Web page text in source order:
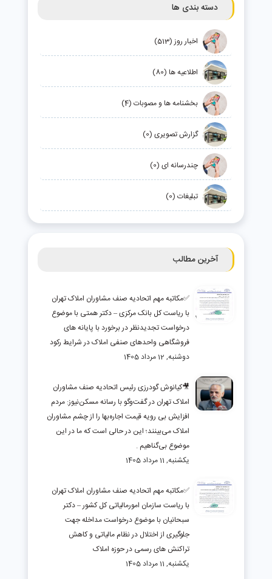
دسته بندی ها
اخبار روز (513)
اطلاعیه ها (80)
بخشنامه ها و مصوبات (4)
گزارش تصویری (0)
چندرسانه ای (0)
تبلیغات (0)
آخرین مطالب
✅مکاتبه مهم اتحادیه صنف مشاوران املاک تهران
با ریاست کل بانک مرکزی – دکتر همتی با موضوع
درخواست تجدیدنظر در برخورد با پایانه های
فروشگاهی واحدهای صنفی املاک در شرایط رکود
دوشنبه, 12 مرداد 1405
🎥کیانوش گودرزی رئیس اتحادیه صنف مشاوران
املاک تهران در گفت‌وگو با رسانه مسکن‌نیوز: مردم
افزایش بی رویه قیمت اجاره‌بها را از چشم مشاوران
املاک می‌بینند؛ این در حالی است که ما در این
موضوع بی‌گناهیم .
یکشنبه, 11 مرداد 1405
✅مکاتبه مهم اتحادیه صنف مشاوران املاک تهران
با ریاست سازمان امورمالیاتی کل کشور – دکتر
سبحانیان با موضوع درخواست مداخله جهت
جلوگیری از اختلال در نظام مالیاتی و کاهش
تراکنش های رسمی در حوزه املاک
یکشنبه, 11 مرداد 1405